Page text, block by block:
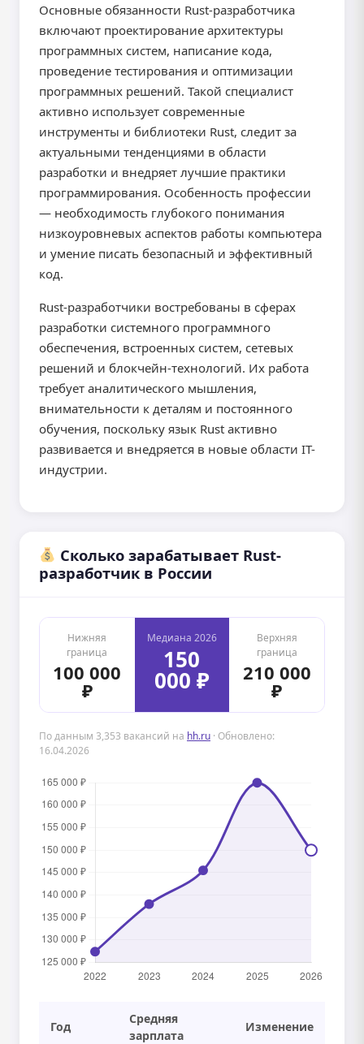
Основные обязанности Rust-разработчика
включают проектирование архитектуры
программных систем, написание кода,
проведение тестирования и оптимизации
программных решений. Такой специалист
активно использует современные
инструменты и библиотеки Rust, следит за
актуальными тенденциями в области
разработки и внедряет лучшие практики
программирования. Особенность профессии
— необходимость глубокого понимания
низкоуровневых аспектов работы компьютера
и умение писать безопасный и эффективный
код.
Rust-разработчики востребованы в сферах
разработки системного программного
обеспечения, встроенных систем, сетевых
решений и блокчейн-технологий. Их работа
требует аналитического мышления,
внимательности к деталям и постоянного
обучения, поскольку язык Rust активно
развивается и внедряется в новые области IT-
индустрии.
Сколько зарабатывает Rust-
разработчик в России
Нижняя
граница
100 000
₽
Медиана 2026
150
000 ₽
Верхняя
граница
210 000
₽
По данным 3,353 вакансий на hh.ru · Обновлено:
16.04.2026
Год
Средняя
зарплата
Изменение